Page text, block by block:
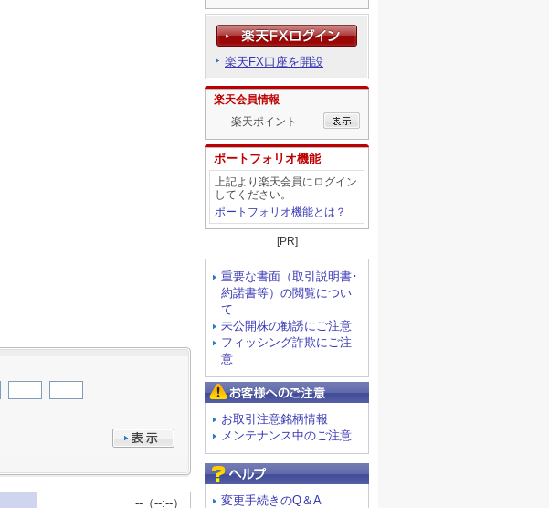
楽天FX口座を開設
楽天会員情報
楽天ポイント
ポートフォリオ機能
上記より楽天会員にログイン
してください。
ポートフォリオ機能とは？
[PR]
重要な書面（取引説明書･
約諾書等）の閲覧につい
て
未公開株の勧誘にご注意
フィッシング詐欺にご注
意
お取引注意銘柄情報
メンテナンス中のご注意
変更手続きのQ＆A